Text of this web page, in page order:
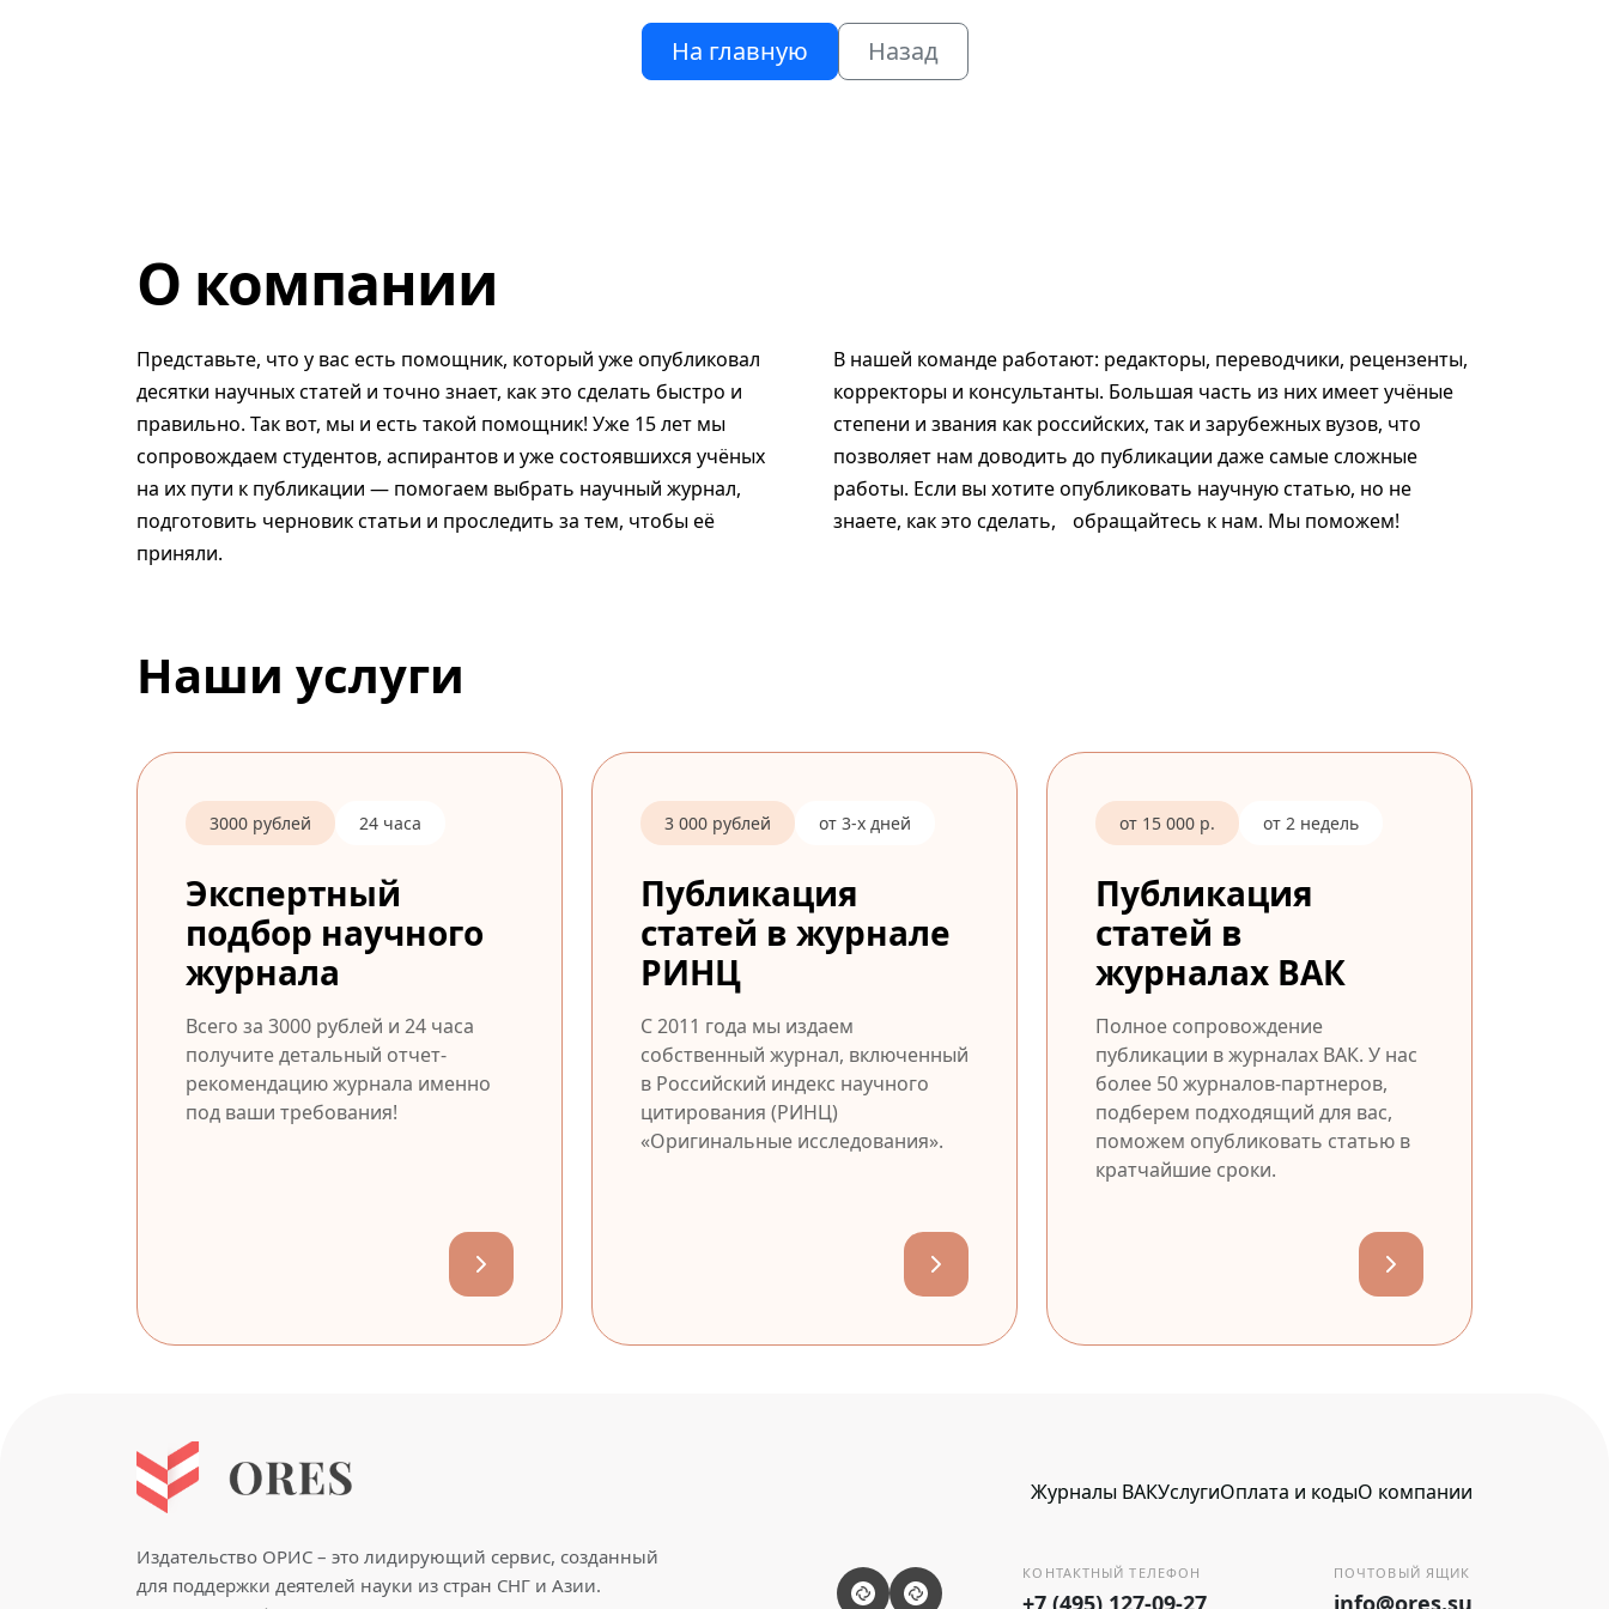
На главную Назад
О компании
Представьте, что у вас есть помощник, который уже опубликовал
десятки научных статей и точно знает, как это сделать быстро и
правильно. Так вот, мы и есть такой помощник! Уже 15 лет мы
сопровождаем студентов, аспирантов и уже состоявшихся учёных
на их пути к публикации — помогаем выбрать научный журнал,
подготовить черновик статьи и проследить за тем, чтобы её
приняли.
В нашей команде работают: редакторы, переводчики, рецензенты,
корректоры и консультанты. Большая часть из них имеет учёные
степени и звания как российских, так и зарубежных вузов, что
позволяет нам доводить до публикации даже самые сложные
работы. Если вы хотите опубликовать научную статью, но не
знаете, как это сделать, обращайтесь к нам. Мы поможем!
Наши услуги
3000 рублей 24 часа
Экспертный
подбор научного
журнала
Всего за 3000 рублей и 24 часа
получите детальный отчет-
рекомендацию журнала именно
под ваши требования!
3 000 рублей от 3-х дней
Публикация
статей в журнале
РИНЦ
С 2011 года мы издаем
собственный журнал, включенный
в Российский индекс научного
цитирования (РИНЦ)
«Оригинальные исследования».
от 15 000 р. от 2 недель
Публикация
статей в
журналах ВАК
Полное сопровождение
публикации в журналах ВАК. У нас
более 50 журналов-партнеров,
подберем подходящий для вас,
поможем опубликовать статью в
кратчайшие сроки.
Издательство ОРИС – это лидирующий сервис, созданный
для поддержки деятелей науки из стран СНГ и Азии.
Журналы ВАКУслугиОплата и кодыО компании
КОНТАКТНЫЙ ТЕЛЕФОН
+7 (495) 127-09-27
ПОЧТОВЫЙ ЯЩИК
info@ores.su